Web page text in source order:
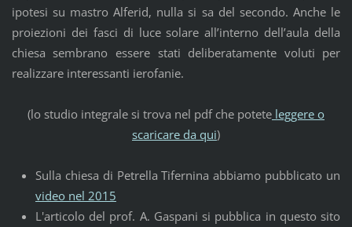
ipotesi su mastro Alferid, nulla si sa del secondo. Anche le
proiezioni dei fasci di luce solare all’interno dell’aula della
chiesa sembrano essere stati deliberatamente voluti per
realizzare interessanti ierofanie.
(lo studio integrale si trova nel pdf che potete leggere o
scaricare da qui)
Sulla chiesa di Petrella Tifernina abbiamo pubblicato un
video nel 2015
L'articolo del prof. A. Gaspani si pubblica in questo sito